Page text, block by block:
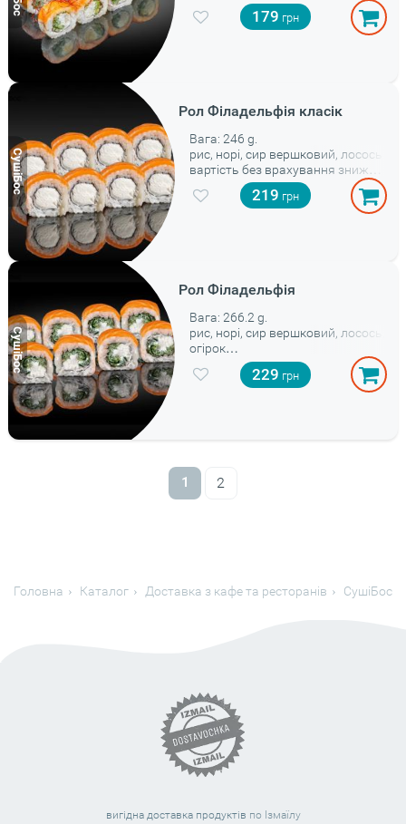
179
Рол Філадельфія класік
Вага: 246 g.
рис, норі, сир вершковий, лосось
вартість без врахування знижок
219
Рол Філадельфія
Вага: 266.2 g.
рис, норі, сир вершковий, лосось,
огірок
вартість без врахування знижок
та акцій
229
1 2
Головна Каталог Доставка з кафе та ресторанів СушіБос
вигідна доставка продуктів по Ізмаїлу